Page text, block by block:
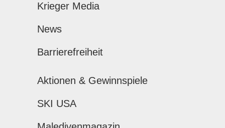
Krieger Media
News
Barrierefreiheit
Aktionen & Gewinnspiele
SKI USA